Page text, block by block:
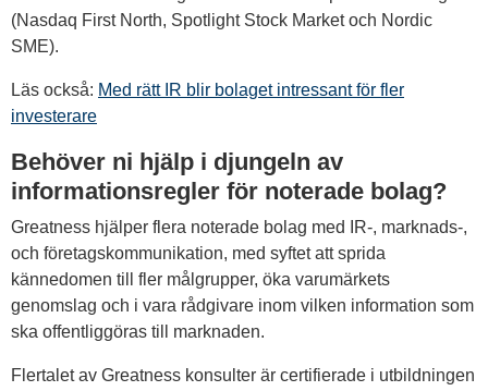
(Nasdaq First North, Spotlight Stock Market och Nordic
SME).
Läs också: Med rätt IR blir bolaget intressant för fler
investerare
Behöver ni hjälp i djungeln av
informationsregler för noterade bolag?
Greatness hjälper flera noterade bolag med IR-, marknads-,
och företagskommunikation, med syftet att sprida
kännedomen till fler målgrupper, öka varumärkets
genomslag och i vara rådgivare inom vilken information som
ska offentliggöras till marknaden.
Flertalet av Greatness konsulter är certifierade i utbildningen